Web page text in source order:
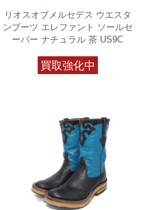
リオスオブメルセデス ウエスタ
ンブーツ エレファント ソールセ
ーバー ナチュラル 茶 US9C
買取強化中